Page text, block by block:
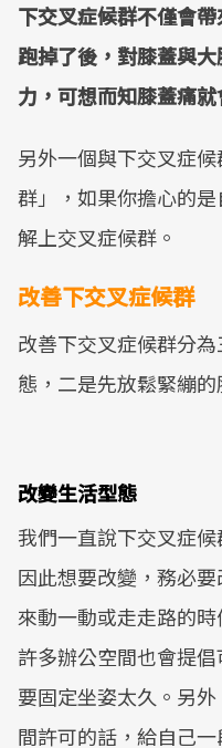
下交叉症候群不僅會
跑掉了後，對膝蓋與
力，可想而知膝蓋痛就
另外一個與下交叉症
群」，如果你擔心的
解上交叉症候群。
改善下交叉症候群
改善下交叉症候群分
態，二是先放鬆緊繃
改變生活型態
我們一直說下交叉症
因此想要改變，務必
來動一動或走走路的
許多辦公空間也會提
要固定坐姿太久。另
間許可的話，給自己